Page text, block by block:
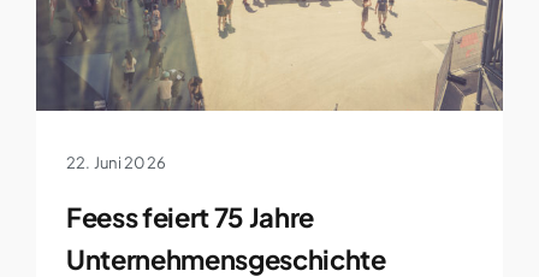
22. Juni 2026
Feess feiert 75 Jahre
Unternehmensgeschichte